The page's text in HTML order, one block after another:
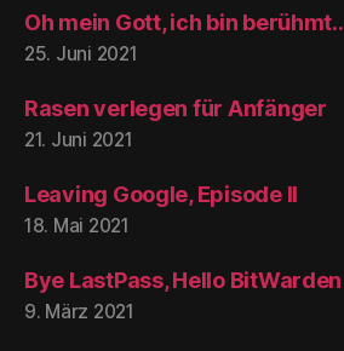
Oh mein Gott, ich bin berühmt..
25. Juni 2021
Rasen verlegen für Anfänger
21. Juni 2021
Leaving Google, Episode II
18. Mai 2021
Bye LastPass, Hello BitWarden
9. März 2021